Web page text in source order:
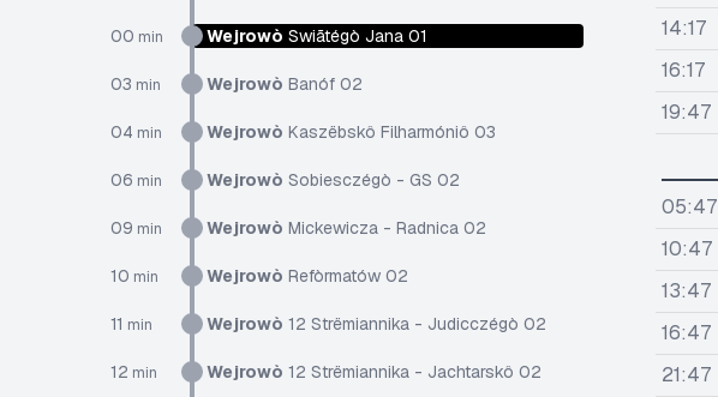
00 min Wejrowò Swiãtégò Jana 01
03 min Wejrowò Banóf 02
04 min Wejrowò Kaszëbskô Filharmóniô 03
06 min Wejrowò Sobiesczégò - GS 02
09 min Wejrowò Mickewicza - Radnica 02
10 min Wejrowò Refòrmatów 02
11 min Wejrowò 12 Strëmiannika - Judicczégò 02
12 min Wejrowò 12 Strëmiannika - Jachtarskô 02
14:17
16:17
19:47
05:47
10:47
13:47
16:47
21:47